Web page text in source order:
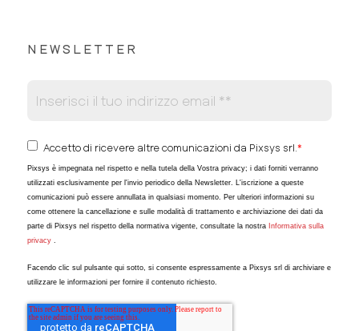
NEWSLETTER
Accetto di ricevere altre comunicazioni da Pixsys srl. *
Pixsys è impegnata nel rispetto e nella tutela della Vostra privacy; i dati forniti verranno
utilizzati esclusivamente per l'invio periodico della Newsletter. L'iscrizione a queste
comunicazioni può essere annullata in qualsiasi momento. Per ulteriori informazioni su
come ottenere la cancellazione e sulle modalità di trattamento e archiviazione dei dati da
parte di Pixsys nel rispetto della normativa vigente, consultate la nostra Informativa sulla
privacy.
Facendo clic sul pulsante qui sotto, si consente espressamente a Pixsys srl di archiviare e
utilizzare le informazioni per fornire il contenuto richiesto.